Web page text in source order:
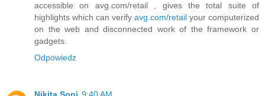
accessible on avg.com/retail , gives the total suite of
highlights which can verify avg.com/retail your computerized
on the web and disconnected work of the framework or
gadgets.
Odpowiedz